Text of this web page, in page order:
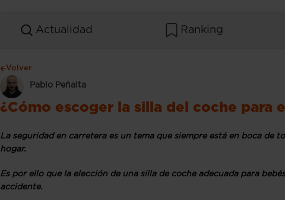
Actualidad Ranking
Volver
Pablo Peñalta
¿Cómo escoger la silla del coche para
La seguridad en carretera es un tema que siempre está en boca de
hogar.
Es por ello que la elección de una silla de coche adecuada para
accidente.